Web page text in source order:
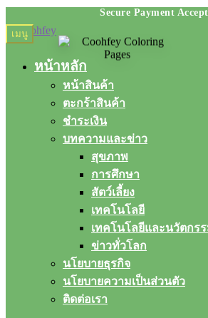
Skip
to
Skip
to
เมนู
หน้าหลัก
หน้าสินค้า
ตะกร้าสินค้า
ชำระเงิน
บทความและข่าว
สุขภาพ
การศึกษา
สัตว์เลี้ยง
เทคโนโลยี
เทคโนโลยีและนวัตกร
ข่าวทั่วโลก
นโยบายธุรกิจ
นโยบายความเป็นส่วนตัว
ติดต่อเรา